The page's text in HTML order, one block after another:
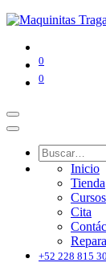
0
0
Inicio
Tienda
Cursos
Cita
+52 228 815